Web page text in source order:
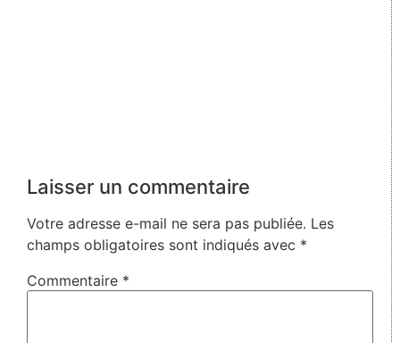
Laisser un commentaire
Votre adresse e-mail ne sera pas publiée. Les
champs obligatoires sont indiqués avec *
Commentaire *